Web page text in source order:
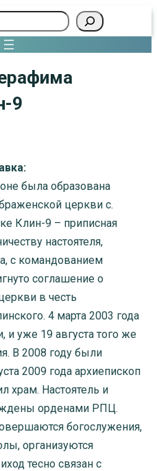
9
была образована
церкви с.
Клин-9 – приписная
настоятеля,
с командованием
соглашение о
в честь
4 марта 2003 года
и уже 19 августа того же
В 2008 году были
2009 года архиепископ
храм. Настоятель и
орденами РПЦ.
богослужения,
организуются
тесно связан с